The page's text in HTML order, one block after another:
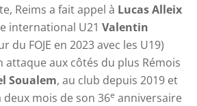
Reims a fait appel à Lucas Alleix
international U21 Valentin
du FOJE en 2023 avec les U19)
aux côtés du plus Rémois
Soualem, au club depuis 2019 et
mois de son 36e anniversaire